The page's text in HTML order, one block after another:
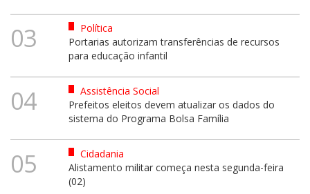
03
Política
Portarias autorizam transferências de recursos
para educação infantil
04
Assistência Social
Prefeitos eleitos devem atualizar os dados do
sistema do Programa Bolsa Família
05
Cidadania
Alistamento militar começa nesta segunda-feira
(02)